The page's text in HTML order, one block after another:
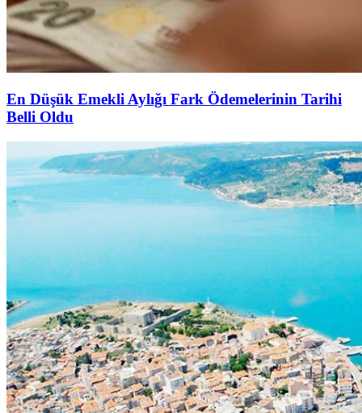
En Düşük Emekli Aylığı Fark Ödemelerinin Tarihi
Belli Oldu